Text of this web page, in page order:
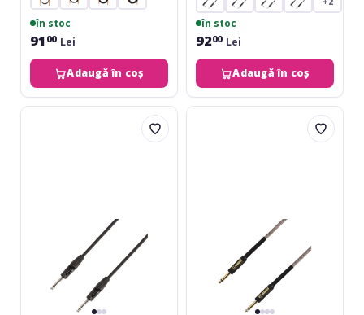
în stoc
91 00 Lei
Adaugă în coș
în stoc
9200 Lei
Adaugă în coș
Adam
Adam